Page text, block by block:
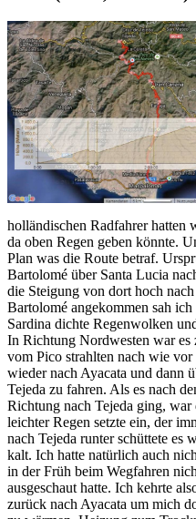
holländischen Radfahrer hatten
da oben Regen geben könnte.
Plan was die Route betraf.
Bartolomé über Santa Lucia
die Steigung von dort hoch
Bartolomé angekommen sah
Sardina dichte Regenwolken
In Richtung Nordwesten war
vom Pico strahlten nach wie
wieder nach Ayacata und dann
Tejeda zu fahren. Als es nach
Richtung nach Tejeda ging,
leichter Regen setzte ein, der
nach Tejeda runter schüttete es
kalt. Ich hatte natürlich auch
in der Früh beim Wegfahren
ausgeschaut hatte. Ich kehrte
zurück nach Ayacata um mich